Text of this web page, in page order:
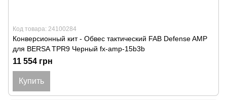
Код товара: 24100284
Конверсионный кит - Обвес тактический FAB Defense AMP
для BERSA TPR9 Черный fx-amp-15b3b
11 554 грн
Купить